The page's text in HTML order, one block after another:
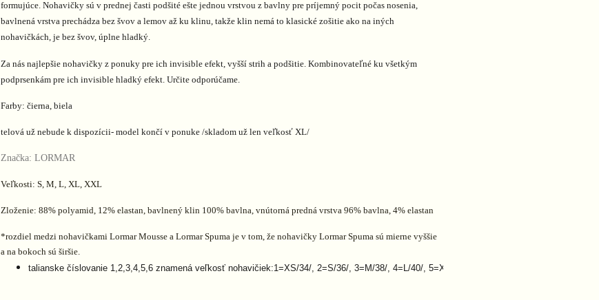
formujúce. Nohavičky sú v prednej časti podšité ešte jednou vrstvou z bavlny pre príjemný pocit počas nosenia,
bavlnená vrstva prechádza bez švov a lemov až ku klinu, takže klin nemá to klasické zošitie ako na iných
nohavičkách, je bez švov, úplne hladký.
Za nás najlepšie nohavičky z ponuky pre ich invisible efekt, vyšší strih a podšitie. Kombinovateľné ku všetkým
podprsenkám pre ich invisible hladký efekt. Určite odporúčame.
Farby: čierna, biela
telová už nebude k dispozícii- model končí v ponuke /skladom už len veľkosť XL/
Značka: LORMAR
Veľkosti: S, M, L, XL, XXL
Zloženie: 88% polyamid, 12% elastan, bavlnený klin 100% bavlna, vnútorná predná vrstva 96% bavlna, 4% elastan
*rozdiel medzi nohavičkami Lormar Mousse a Lormar Spuma je v tom, že nohavičky Lormar Spuma sú mierne vyššie
a na bokoch sú širšie.
talianske číslovanie 1,2,3,4,5,6 znamená veľkosť nohavičiek:1=XS/34/, 2=S/36/, 3=M/38/, 4=L/40/, 5=XL/42/, 6=XXL/44/